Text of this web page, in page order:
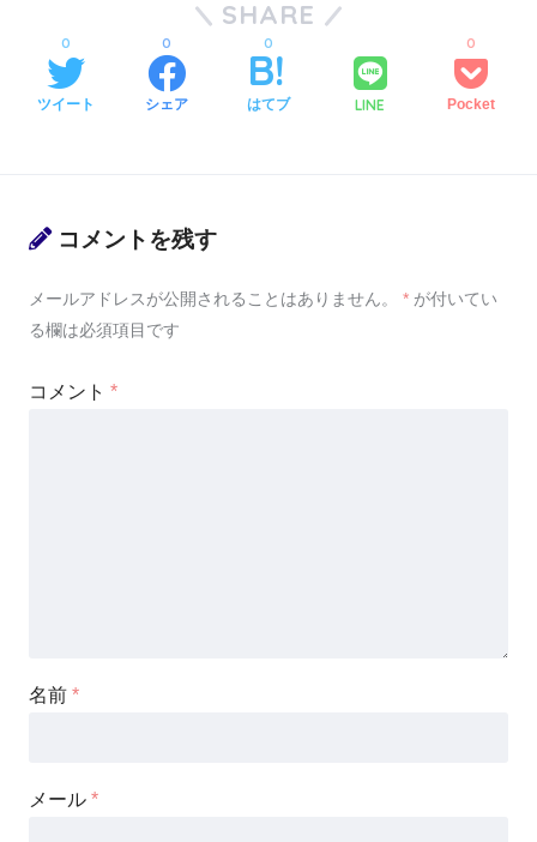
SHARE
ツイート
0
シェア
0
はてブ
0
LINE Pocket
0
コメントを残す
メールアドレスが公開されることはありません。 * が付いてい
る欄は必須項目です
コメント *
名前 *
メール *